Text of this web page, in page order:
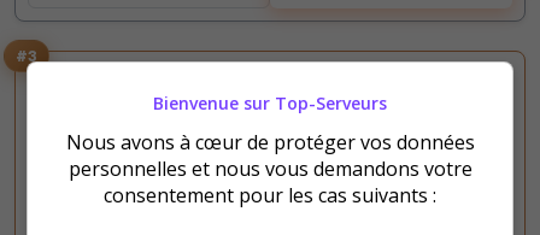
#3
Bienvenue sur Top-Serveurs
Nous avons à cœur de protéger vos données
personnelles et nous vous demandons votre
consentement pour les cas suivants :